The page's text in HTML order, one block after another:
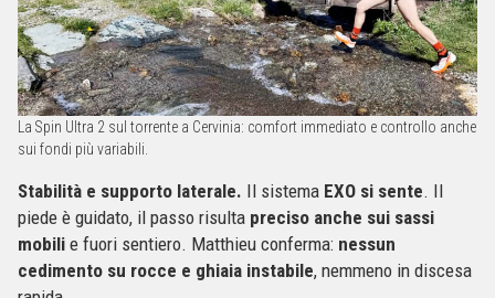
La Spin Ultra 2 sul torrente a Cervinia: comfort immediato e controllo anche
sui fondi più variabili.
Stabilità e supporto laterale. Il sistema EXO si sente. Il
piede è guidato, il passo risulta preciso anche sui sassi
mobili e fuori sentiero. Matthieu conferma: nessun
cedimento su rocce e ghiaia instabile, nemmeno in discesa